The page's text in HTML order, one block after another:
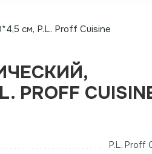
см, P.L. Proff Cuisine
PROFF
P.L. Proff